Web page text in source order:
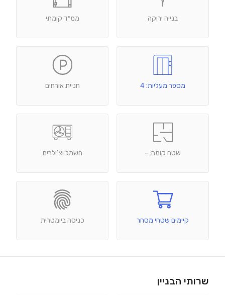
בנייה ירוקה ממ״ד קומתי
מספר מעליות: 4 חניית אורחים
שטח קומה: - חשמל וצ'ילרים
קיימים שטחי מסחר כניסה ביומטרית
שרותי הבניין